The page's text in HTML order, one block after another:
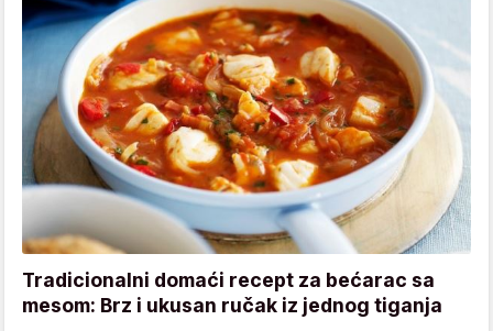
Tradicionalni domaći recept za bećarac sa
mesom: Brz i ukusan ručak iz jednog tiganja